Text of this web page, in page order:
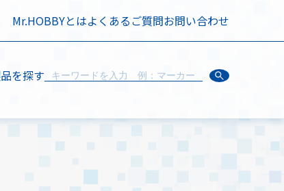
Mr.HOBBYとはよくあるご質問お問い合わせ
を探す